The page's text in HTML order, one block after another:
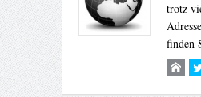
trotz
finden